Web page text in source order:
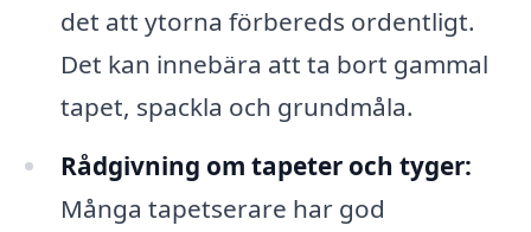
det att ytorna förbereds ordentligt.
Det kan innebära att ta bort gammal
tapet, spackla och grundmåla.
Rådgivning om tapeter och tyger:
Många tapetserare har god